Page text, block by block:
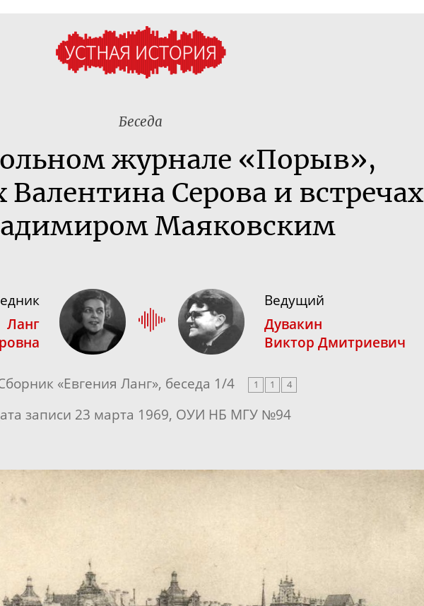
Беседа
журнале «Порыв»,
Валентина Серова и встречах
Маяковским
Ланг
Ведущий
Дувакин
Виктор Дмитриевич
«Евгения Ланг», беседа 1/4 1 1 4
записи 23 марта 1969, ОУИ НБ МГУ №94